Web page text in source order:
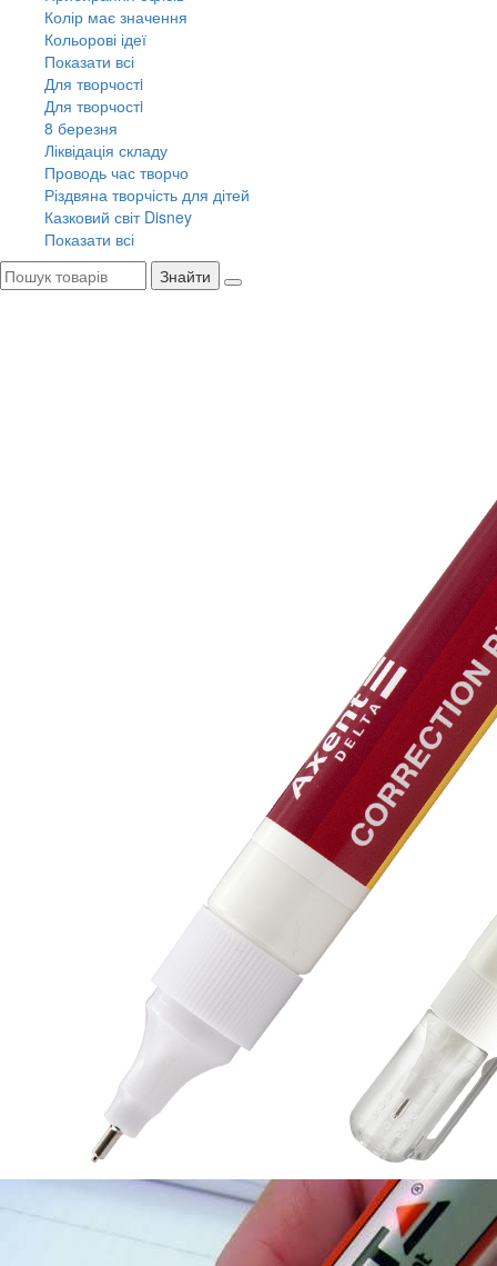
Колір має значення
Кольорові ідеї
Показати всі
Для творчостi
Для творчостi
8 березня
Ліквідація складу
Проводь час творчо
Різдвяна творчість для дітей
Казковий світ Disney
Показати всі
Знайти